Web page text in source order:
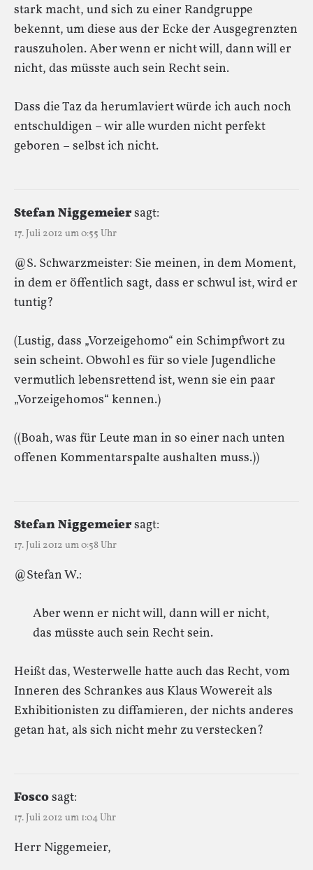
stark macht, und sich zu einer Randgruppe
bekennt, um diese aus der Ecke der Ausgegrenzten
rauszuholen. Aber wenn er nicht will, dann will er
nicht, das müsste auch sein Recht sein.
Dass die Taz da herumlaviert würde ich auch noch
entschuldigen – wir alle wurden nicht perfekt
geboren – selbst ich nicht.
Stefan Niggemeiersagt:
17. Juli 2012 um 0:55 Uhr
@S. Schwarzmeister: Sie meinen, in dem Moment,
in dem er öffentlich sagt, dass er schwul ist, wird er
tuntig?
(Lustig, dass „Vorzeigehomo“ ein Schimpfwort zu
sein scheint. Obwohl es für so viele Jugendliche
vermutlich lebensrettend ist, wenn sie ein paar
„Vorzeigehomos“ kennen.)
((Boah, was für Leute man in so einer nach unten
offenen Kommentarspalte aushalten muss.))
Stefan Niggemeiersagt:
17. Juli 2012 um 0:58 Uhr
@Stefan W.:
Aber wenn er nicht will, dann will er nicht,
das müsste auch sein Recht sein.
Heißt das, Westerwelle hatte auch das Recht, vom
Inneren des Schrankes aus Klaus Wowereit als
Exhibitionisten zu diffamieren, der nichts anderes
getan hat, als sich nicht mehr zu verstecken?
Foscosagt:
17. Juli 2012 um 1:04 Uhr
Herr Niggemeier,